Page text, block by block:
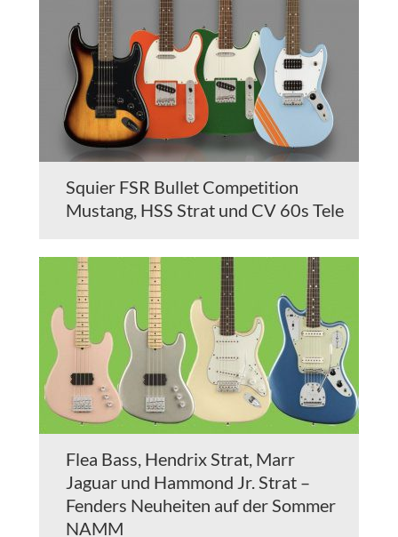
Squier FSR Bullet Competition
Mustang, HSS Strat und CV 60s Tele
Flea Bass, Hendrix Strat, Marr
Jaguar und Hammond Jr. Strat –
Fenders Neuheiten auf der Sommer
NAMM